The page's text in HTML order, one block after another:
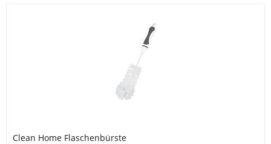
Clean Home Flaschenbürste